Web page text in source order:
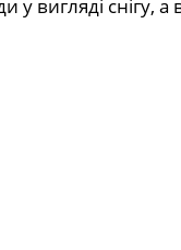
вигляді снігу, а